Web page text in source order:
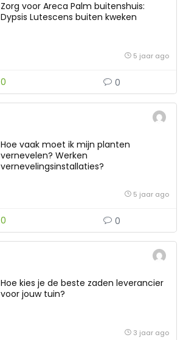
Zorg voor Areca Palm buitenshuis:
Dypsis Lutescens buiten kweken
5 jaar ago
0 0
Hoe vaak moet ik mijn planten
vernevelen? Werken
vernevelingsinstallaties?
5 jaar ago
0 0
Hoe kies je de beste zaden leverancier
voor jouw tuin?
3 jaar ago